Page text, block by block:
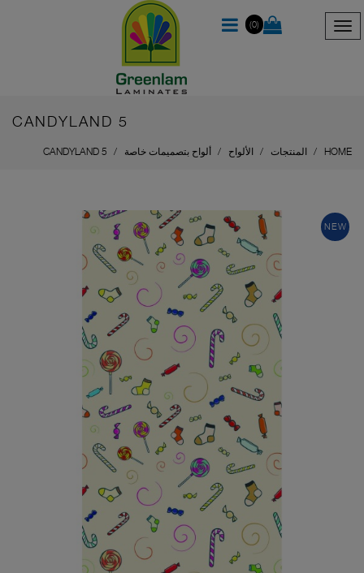
(0)
CANDYLAND 5
HOME المنتجات الألواح ألواح بتصميمات خاصة CANDYLAND 5
NEW